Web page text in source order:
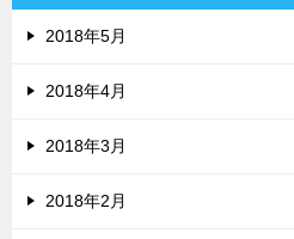
2018年5月
2018年4月
2018年3月
2018年2月